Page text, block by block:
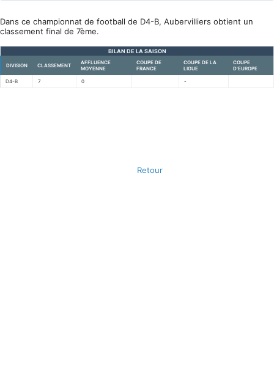
Dans ce championnat de football de D4-B, Aubervilliers obtient un
classement final de 7ème.
BILAN DE LA SAISON
DIVISION CLASSEMENT
AFFLUENCE
MOYENNE
COUPE DE
FRANCE
COUPE DE LA
LIGUE
COUPE
D'EUROPE
D4-B 7 0 -
Retour